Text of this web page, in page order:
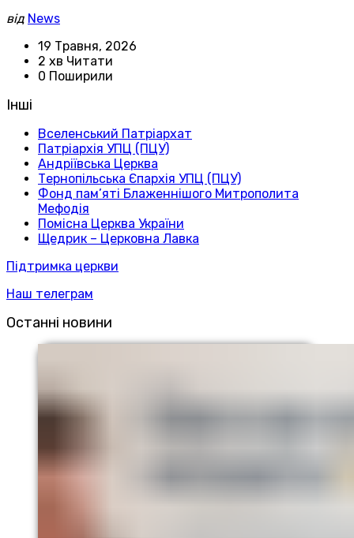
від News
19 Травня, 2026
2 хв Читати
0 Поширили
Інші
Вселенський Патріархат
Патріархія УПЦ (ПЦУ)
Андріївська Церква
Тернопільська Єпархія УПЦ (ПЦУ)
Фонд пам’яті Блаженнішого Митрополита
Мефодія
Помісна Церква України
Щедрик – Церковна Лавка
Підтримка церкви
Наш телеграм
Останні новини